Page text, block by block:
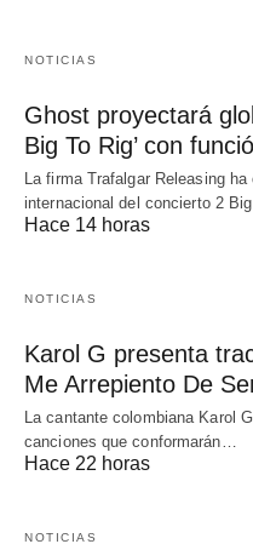
NOTICIAS
Ghost proyectará
Big To Rig’ con
La firma Trafalgar Releasing
internacional del concierto 2
Hace 14 horas
NOTICIAS
Karol G presenta
Me Arrepiento De
La cantante colombiana Karol
canciones que conformarán…
Hace 22 horas
NOTICIAS